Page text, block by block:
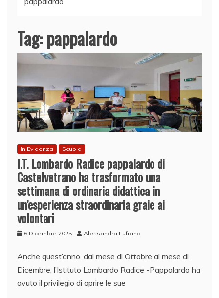
Tag:pappalardo
In Evidenza Scuola
I.T. Lombardo Radice pappalardo di
Castelvetrano ha trasformato una
settimana di ordinaria didattica in
un’esperienza straordinaria graie ai
volontari
6 Dicembre 2025 Alessandra Lufrano
Anche quest’anno, dal mese di Ottobre al mese di
Dicembre, l’Istituto Lombardo Radice -Pappalardo ha
avuto il privilegio di aprire le sue